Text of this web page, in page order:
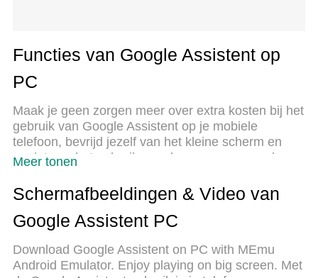
Functies van Google Assistent op
PC
Maak je geen zorgen meer over extra kosten bij het
gebruik van Google Assistent op je mobiele
telefoon, bevrijd jezelf van het kleine scherm en
geniet van het gebruik van de app op een veel
schermervaring van je app met toetsenbord en
muis. MEmu biedt je alle verrassende functies die
je verwachtte: snelle installatie en eenvoudige
meer van batterij, mobiele data en storende
oproepen. De gloednieuwe MEmu 9 is de beste
Meer tonen
Schermafbeeldingen & Video van
Google Assistent PC
Download Google Assistent on PC with MEmu
Android Emulator. Enjoy playing on big screen. Met